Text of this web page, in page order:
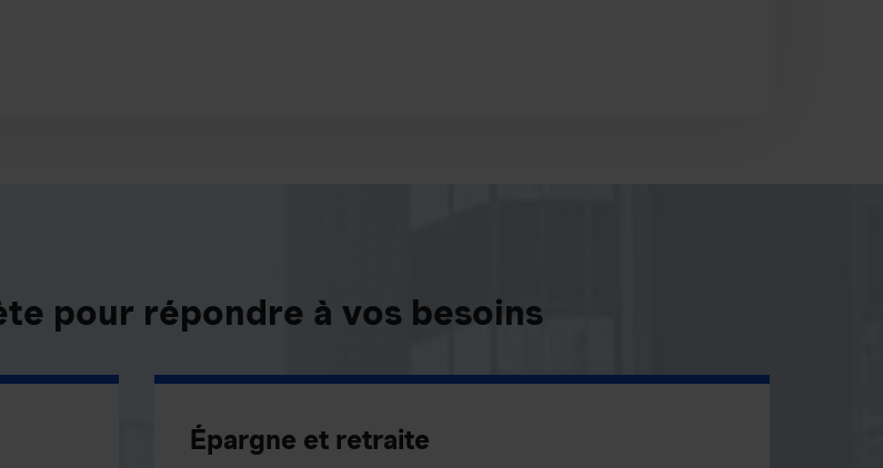
pour répondre à vos besoins
Épargne et retraite